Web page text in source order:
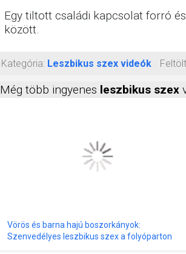
Egy tiltott családi kapcsolat forró
között.
Kategória: Leszbikus szex videók
Még több ingyenes leszbikus szex
Vörös és barna hajú boszorkányok:
Szenvedélyes leszbikus szex a folyóparton